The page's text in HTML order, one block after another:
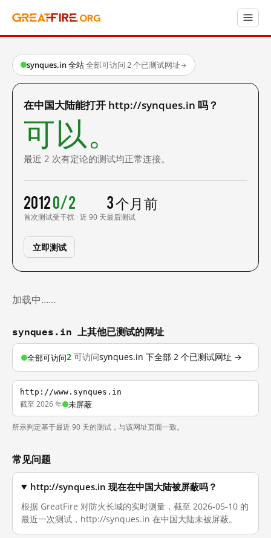
synques.in 全站·全部可访问·2 个已测试网址→
在中国大陆能打开 http://synques.in 吗？
可以。
最近 2 次有定论的测试均正常连接。
2012
首次测试
0/2
受干扰 · 近 90 天
3 个月前
最后测试
立即测试
加载中……
synques.in 上其他已测试的网址
全部可访问2 可访问synques.in 下全部 2 个已测试网址 →
http://www.synques.in
截至 2026 年 未屏蔽
所示判定基于最近 90 天的测试，与该网址页面一致。
常见问题
http://synques.in 现在在中国大陆被屏蔽吗？
根据 GreatFire 对防火长城的实时测量，截至 2026-05-10 的
最近一次测试，http://synques.in 在中国大陆未被屏蔽。